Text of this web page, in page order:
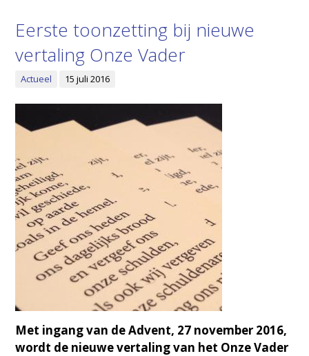
Eerste toonzetting bij nieuwe
vertaling Onze Vader
Actueel 15 juli 2016
Met ingang van de Advent, 27 november 2016,
wordt de nieuwe vertaling van het Onze Vader